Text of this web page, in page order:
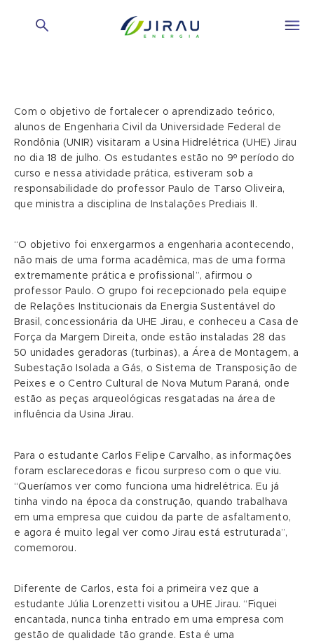
Com o objetivo de fortalecer o aprendizado teórico,
alunos de Engenharia Civil da Universidade Federal de
Rondônia (UNIR) visitaram a Usina Hidrelétrica (UHE) Jirau
no dia 18 de julho. Os estudantes estão no 9º período do
curso e nessa atividade prática, estiveram sob a
responsabilidade do professor Paulo de Tarso Oliveira,
que ministra a disciplina de Instalações Prediais II.
“O objetivo foi enxergarmos a engenharia acontecendo,
não mais de uma forma acadêmica, mas de uma forma
extremamente prática e profissional”, afirmou o
professor Paulo. O grupo foi recepcionado pela equipe
de Relações Institucionais da Energia Sustentável do
Brasil, concessionária da UHE Jirau, e conheceu a Casa de
Força da Margem Direita, onde estão instaladas 28 das
50 unidades geradoras (turbinas), a Área de Montagem, a
Subestação Isolada a Gás, o Sistema de Transposição de
Peixes e o Centro Cultural de Nova Mutum Paraná, onde
estão as peças arqueológicas resgatadas na área de
influência da Usina Jirau.
Para o estudante Carlos Felipe Carvalho, as informações
foram esclarecedoras e ficou surpreso com o que viu.
“Queríamos ver como funciona uma hidrelétrica. Eu já
tinha vindo na época da construção, quando trabalhava
em uma empresa que cuidou da parte de asfaltamento,
e agora é muito legal ver como Jirau está estruturada”,
comemorou.
Diferente de Carlos, esta foi a primeira vez que a
estudante Júlia Lorenzetti visitou a UHE Jirau. “Fiquei
encantada, nunca tinha entrado em uma empresa com
gestão de qualidade tão grande. Esta é uma